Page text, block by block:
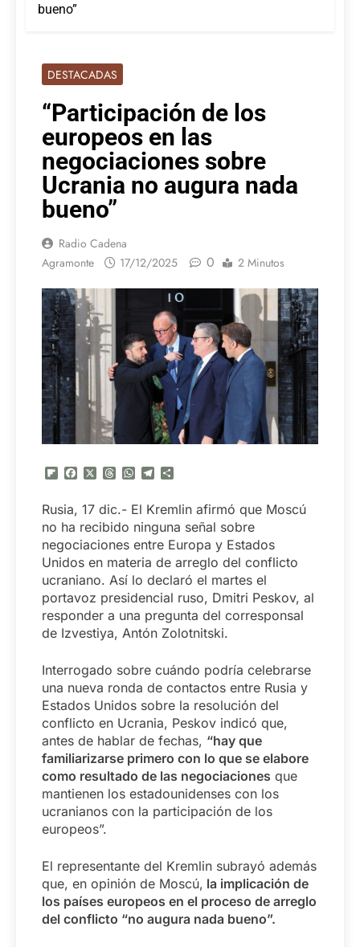
bueno”
DESTACADAS
“Participación de los
europeos en las
negociaciones sobre
Ucrania no augura nada
bueno”
Radio Cadena
Agramonte
17/12/2025 0 2 Minutos
Flipboard
Facebook
X Threads
WhatsApp
Telegram
Rusia, 17 dic.- El Kremlin afirmó que Moscú
no ha recibido ninguna señal sobre
negociaciones entre Europa y Estados
Unidos en materia de arreglo del conflicto
ucraniano. Así lo declaró el martes el
portavoz presidencial ruso, Dmitri Peskov, al
responder a una pregunta del corresponsal
de Izvestiya, Antón Zolotnitski.
Interrogado sobre cuándo podría celebrarse
una nueva ronda de contactos entre Rusia y
Estados Unidos sobre la resolución del
conflicto en Ucrania, Peskov indicó que,
antes de hablar de fechas, “hay que
familiarizarse primero con lo que se elabore
como resultado de las negociaciones que
mantienen los estadounidenses con los
ucranianos con la participación de los
europeos”.
El representante del Kremlin subrayó además
que, en opinión de Moscú, la implicación de
los países europeos en el proceso de arreglo
del conflicto “no augura nada bueno”.